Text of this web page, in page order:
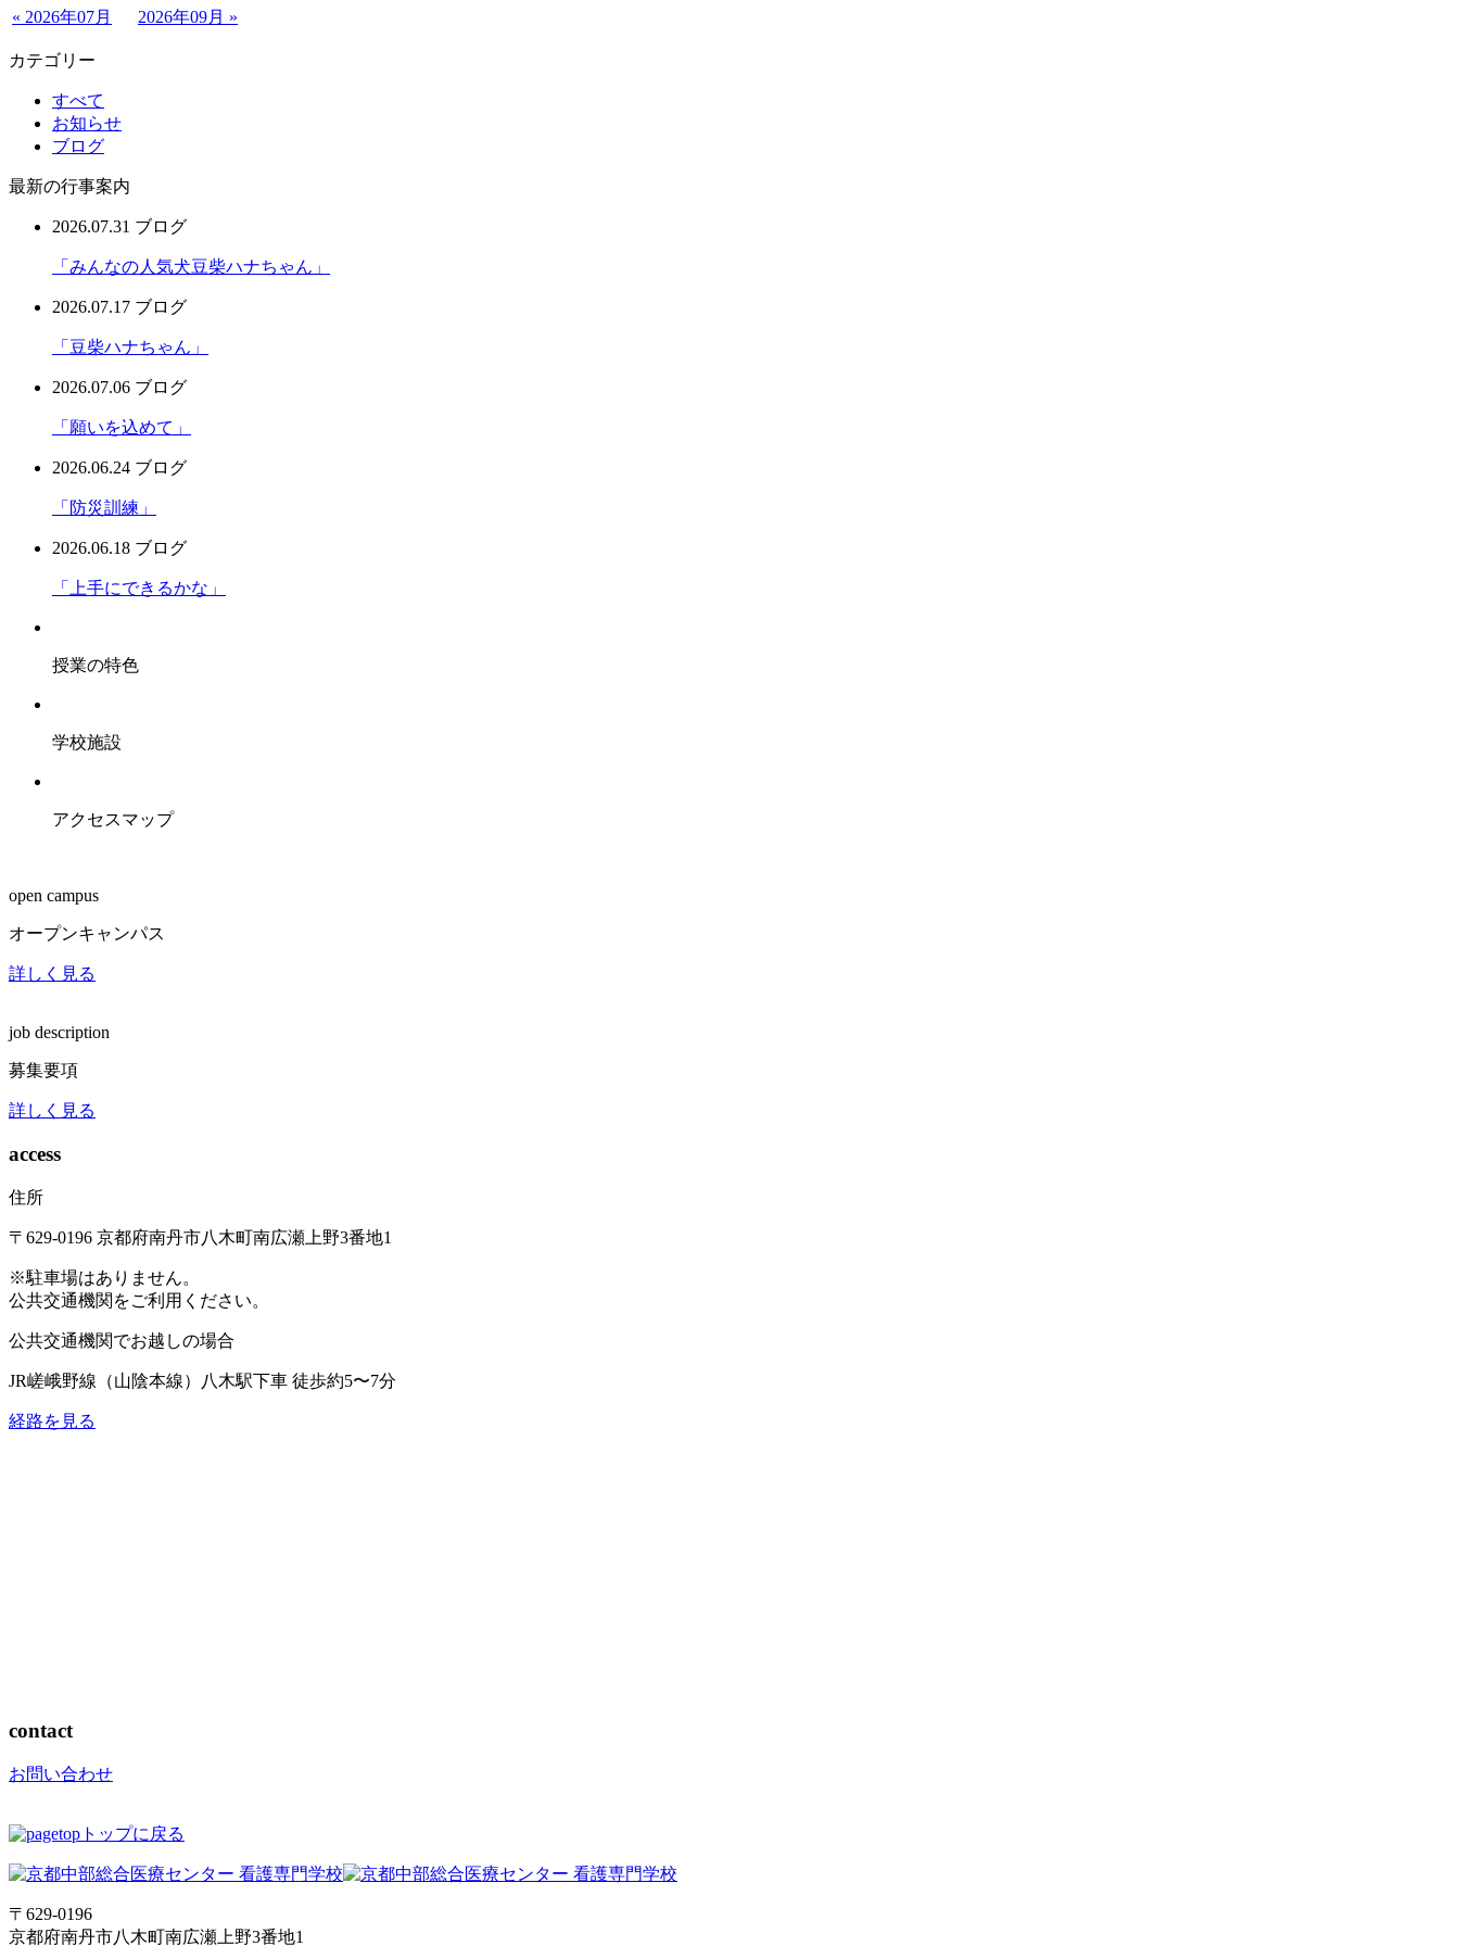
« 2026年07月 2026年09月 »
カテゴリー
すべて
お知らせ
ブログ
最新の行事案内
2026.07.31 ブログ
「みんなの人気犬豆柴ハナちゃん」
2026.07.17 ブログ
「豆柴ハナちゃん」
2026.07.06 ブログ
「願いを込めて」
2026.06.24 ブログ
「防災訓練」
2026.06.18 ブログ
「上手にできるかな」
授業の特色
学校施設
アクセスマップ
open campus
オープンキャンパス
詳しく見る
job description
募集要項
詳しく見る
access
住所
〒629-0196 京都府南丹市八木町南広瀬上野3番地1
※駐車場はありません。
公共交通機関をご利用ください。
公共交通機関でお越しの場合
JR嵯峨野線（山陰本線） 八木駅下車 徒歩約5〜7分
経路を見る
contact
お問い合わせ
トップに戻る
〒629-0196
京都府南丹市八木町南広瀬上野3番地1